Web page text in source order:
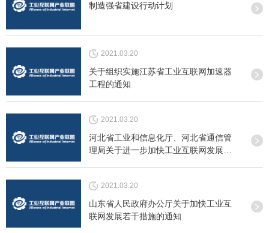
制造强省建设行动计划
2021.03.20
关于组织实施江苏省工业互联网加速器
工程的通知
2021.03.20
河北省工业和信息化厅、河北省通信管
理局关于进一步加快工业互联网发展的
2021.03.20
山东省人民政府办公厅关于加快工业互
联网发展若干措施的通知